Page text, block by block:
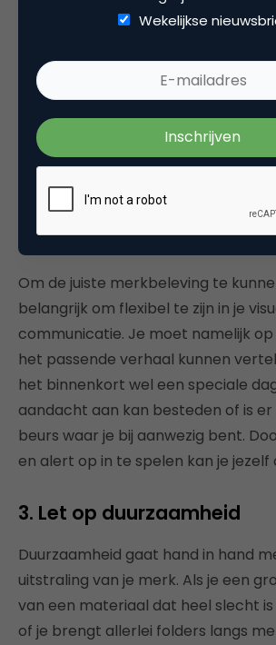
experience is daarom altijd het
to-actions te gebruiken. Daarmee
product en wakker je zowel
bij je publiek aan. Vooral op de
combinatie wonderen. Let er daarbij
huisstijl en logo er consistent in
mensen te merk meer en meer
2. Wees flexibel
Om de juiste merkbeleving te
belangrijk om flexibel te zijn in je
communicatie. Je moet namelijk
het passende verhaal kunnen
het binnenkort wel een speciale
aandacht aan kan besteden of is
beurs waar je bij aanwezig bent.
en alert op in te spelen kan je jezelf
3. Let op duurzaamheid
Duurzaamheid gaat hand in hand
uitstraling van je merk. Als je een
van een materiaal dat heel slecht
of je brengt allerlei folders langs
Wekelijkse